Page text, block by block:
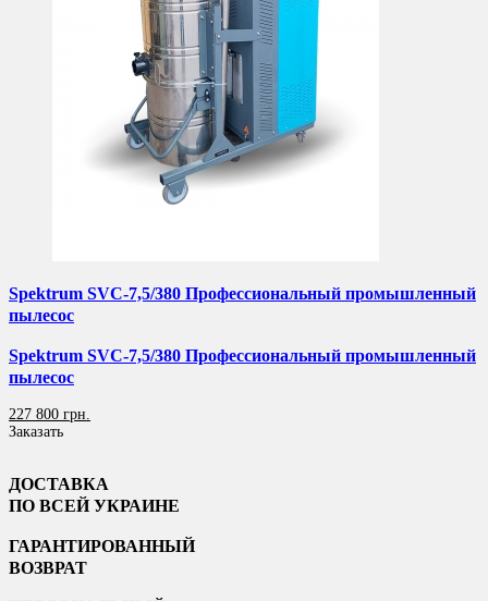
Spektrum SVC-7,5/380 Профессиональный промышленный
пылесос
Spektrum SVC-7,5/380 Профессиональный промышленный
пылесос
227 800 грн.
Заказать
ДОСТАВКА
ПО ВСЕЙ УКРАИНЕ
ГАРАНТИРОВАННЫЙ
ВОЗВРАТ